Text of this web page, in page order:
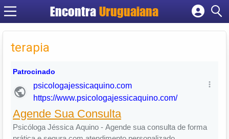
Encontra Uruguaiana
Cadastrar empresa
terapia